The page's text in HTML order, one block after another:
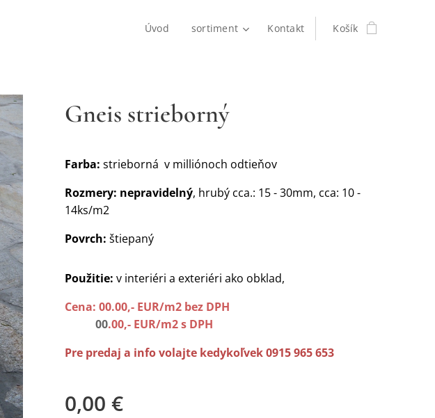
Úvod sortiment Kontakt Košík
Gneis strieborný
Farba: strieborná v milliónoch odtieňov
Rozmery: nepravidelný, hrubý cca.: 15 - 30mm, cca: 10 -
14ks/m2
Povrch: štiepaný
Použitie: v interiéri a exteriéri ako obklad,
Cena: 00.00,- EUR/m2 bez DPH
00.00,- EUR/m2 s DPH
Pre predaj a info volajte kedykoľvek 0915 965 653
0,00 €